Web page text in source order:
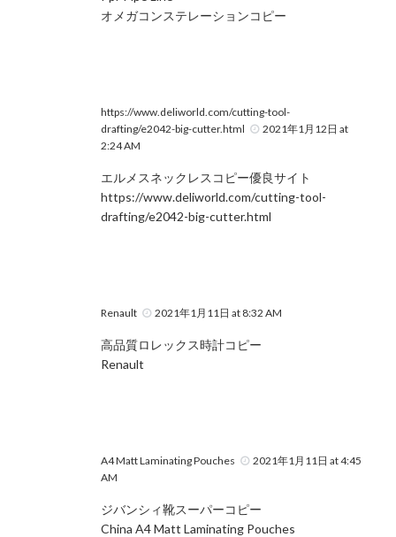
オメガコンステレーションコピー
https://www.deliworld.com/cutting-tool-
drafting/e2042-big-cutter.html
2021年1月12日 at
2:24 AM
エルメスネックレスコピー優良サイト
https://www.deliworld.com/cutting-tool-
drafting/e2042-big-cutter.html
Renault 2021年1月11日 at 8:32 AM
高品質ロレックス時計コピー
Renault
A4 Matt Laminating Pouches
2021年1月11日 at 4:45
AM
ジバンシィ靴スーパーコピー
China A4 Matt Laminating Pouches